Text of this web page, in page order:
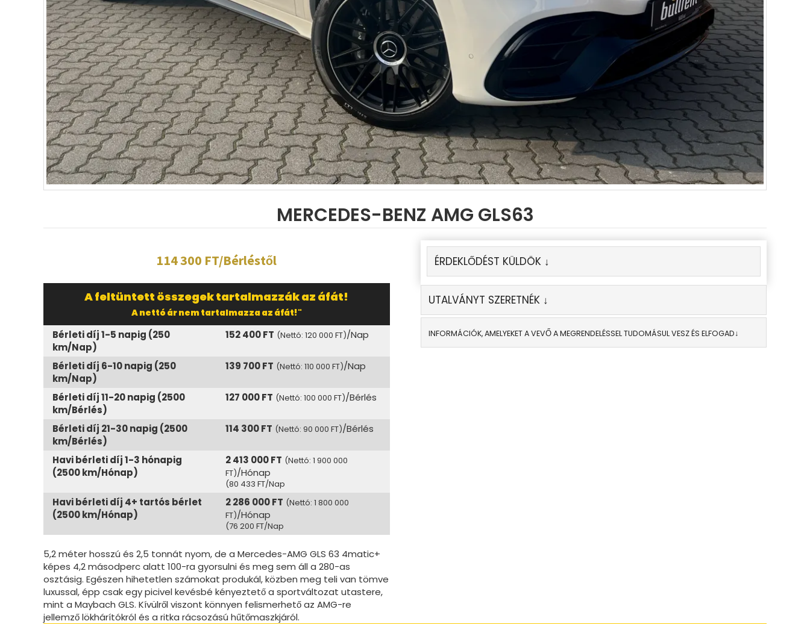
MERCEDES-BENZ AMG GLS63
114 300 FT/Bérléstől
A feltüntett összegek tartalmazzák az áfát!
A nettó ár nem tartalmazza az áfát!"
Bérleti díj 1-5 napig (250
km/Nap)
152 400 FT (Nettó: 120 000 FT)/Nap
Bérleti díj 6-10 napig (250
km/Nap)
139 700 FT (Nettó: 110 000 FT)/Nap
Bérleti díj 11-20 napig (2500
km/Bérlés)
127 000 FT (Nettó: 100 000 FT)/Bérlés
Bérleti díj 21-30 napig (2500
km/Bérlés)
114 300 FT (Nettó: 90 000 FT)/Bérlés
Havi bérleti díj 1-3 hónapig
(2500 km/Hónap)
2 413 000 FT (Nettó: 1 900 000
FT)/Hónap
(80 433 FT/Nap
Havi bérleti díj 4+ tartós bérlet
(2500 km/Hónap)
2 286 000 FT (Nettó: 1 800 000
FT)/Hónap
(76 200 FT/Nap
5,2 méter hosszú és 2,5 tonnát nyom, de a Mercedes-AMG GLS 63 4matic+
képes 4,2 másodperc alatt 100-ra gyorsulni és meg sem áll a 280-as
osztásig. Egészen hihetetlen számokat produkál, közben meg teli van tömve
luxussal, épp csak egy picivel kevésbé kényeztető a sportváltozat utastere,
mint a Maybach GLS. Kívülről viszont könnyen felismerhető az AMG-re
jellemző lökhárítókról és a ritka rácsozású hűtőmaszkjáról.
ÉRDEKLŐDÉST KÜLDÖK ↓
UTALVÁNYT SZERETNÉK ↓
INFORMÁCIÓK, AMELYEKET A VEVŐ A MEGRENDELÉSSEL TUDOMÁSUL VESZ ÉS ELFOGAD↓